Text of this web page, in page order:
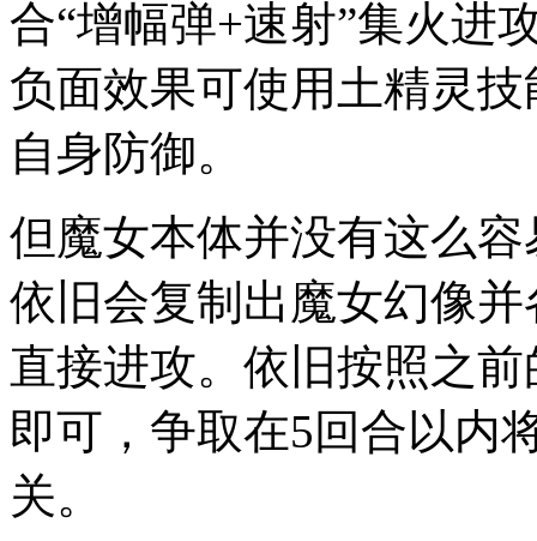
合“增幅弹+速射”集火进
负面效果可使用土精灵
自身防御。
但魔女本体并没有这么
依旧会复制出魔女幻像
直接进攻。依旧按照之
即可，争取在5回合以内
关。